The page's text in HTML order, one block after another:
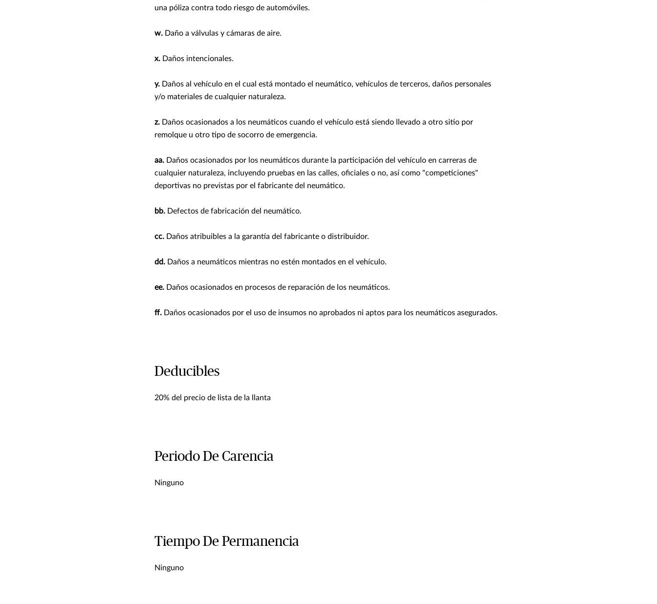
una póliza contra todo riesgo de automóviles.
w. Daño a válvulas y cámaras de aire.
x. Daños intencionales.
y. Daños al vehículo en el cual está montado el neumático, vehículos de terceros, daños personales
y/o materiales de cualquier naturaleza.
z. Daños ocasionados a los neumáticos cuando el vehículo está siendo llevado a otro sitio por
remolque u otro tipo de socorro de emergencia.
aa. Daños ocasionados por los neumáticos durante la participación del vehículo en carreras de
cualquier naturaleza, incluyendo pruebas en las calles, oficiales o no, así como "competiciones"
deportivas no previstas por el fabricante del neumático.
bb. Defectos de fabricación del neumático.
cc. Daños atribuibles a la garantía del fabricante o distribuidor.
dd. Daños a neumáticos mientras no estén montados en el vehículo.
ee. Daños ocasionados en procesos de reparación de los neumáticos.
ff. Daños ocasionados por el uso de insumos no aprobados ni aptos para los neumáticos asegurados.
Deducibles
20% del precio de lista de la llanta
Periodo De Carencia
Ninguno
Tiempo De Permanencia
Ninguno